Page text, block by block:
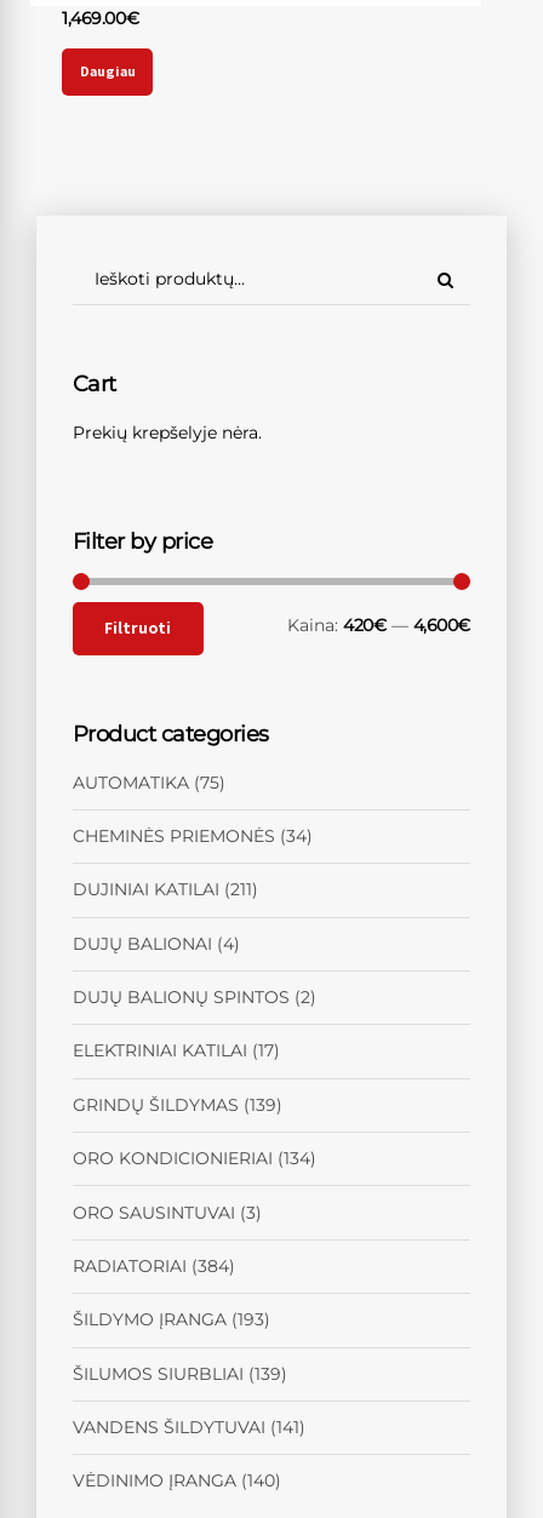
1,469.00€
Daugiau
Cart
Prekių krepšelyje nėra.
Filter by price
Filtruoti Kaina:420€— 4,600€
Product categories
AUTOMATIKA (75)
CHEMINĖS PRIEMONĖS (34)
DUJINIAI KATILAI (211)
DUJŲ BALIONAI (4)
DUJŲ BALIONŲ SPINTOS (2)
ELEKTRINIAI KATILAI (17)
GRINDŲ ŠILDYMAS (139)
ORO KONDICIONIERIAI (134)
ORO SAUSINTUVAI (3)
RADIATORIAI (384)
ŠILDYMO ĮRANGA (193)
ŠILUMOS SIURBLIAI (139)
VANDENS ŠILDYTUVAI (141)
VĖDINIMO ĮRANGA (140)